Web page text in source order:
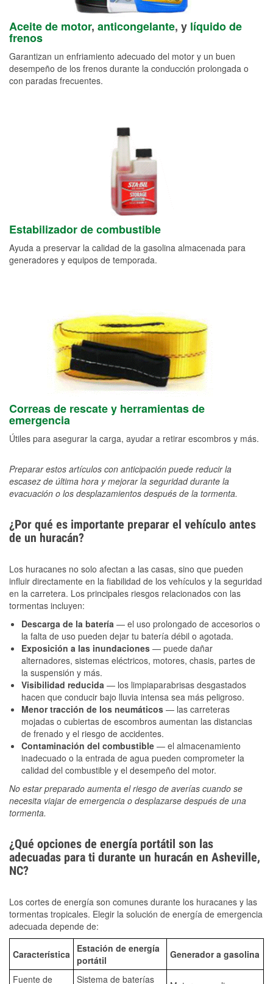
Aceite de motor, anticongelante, y líquido de
frenos
Garantizan un enfriamiento adecuado del motor y un buen
desempeño de los frenos durante la conducción prolongada o
con paradas frecuentes.
Estabilizador de combustible
Ayuda a preservar la calidad de la gasolina almacenada para
generadores y equipos de temporada.
Correas de rescate y herramientas de
emergencia
Útiles para asegurar la carga, ayudar a retirar escombros y más.
Preparar estos artículos con anticipación puede reducir la
escasez de última hora y mejorar la seguridad durante la
evacuación o los desplazamientos después de la tormenta.
¿Por qué es importante preparar el vehículo antes
de un huracán?
Los huracanes no solo afectan a las casas, sino que pueden
influir directamente en la fiabilidad de los vehículos y la seguridad
en la carretera. Los principales riesgos relacionados con las
tormentas incluyen:
Descarga de la batería — el uso prolongado de accesorios o
la falta de uso pueden dejar tu batería débil o agotada.
Exposición a las inundaciones — puede dañar
alternadores, sistemas eléctricos, motores, chasis, partes de
la suspensión y más.
Visibilidad reducida — los limpiaparabrisas desgastados
hacen que conducir bajo lluvia intensa sea más peligroso.
Menor tracción de los neumáticos — las carreteras
mojadas o cubiertas de escombros aumentan las distancias
de frenado y el riesgo de accidentes.
Contaminación del combustible — el almacenamiento
inadecuado o la entrada de agua pueden comprometer la
calidad del combustible y el desempeño del motor.
No estar preparado aumenta el riesgo de averías cuando se
necesita viajar de emergencia o desplazarse después de una
tormenta.
¿Qué opciones de energía portátil son las
adecuadas para ti durante un huracán en Asheville,
NC?
Los cortes de energía son comunes durante los huracanes y las
tormentas tropicales. Elegir la solución de energía de emergencia
adecuada depende de:
Característica
Estación de energía
portátil
Generador a gasolina
Fuente de Sistema de baterías